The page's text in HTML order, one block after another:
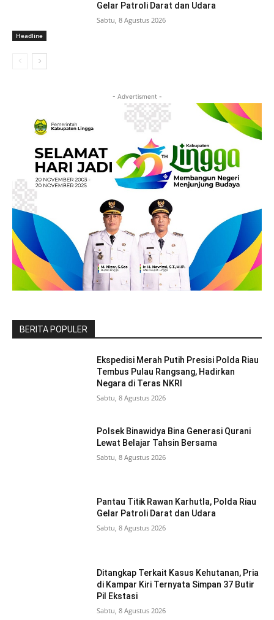
Headline
Gelar Patroli Darat dan Udara
Sabtu, 8 Agustus 2026
- Advertisment -
BERITA POPULER
Ekspedisi Merah Putih Presisi Polda Riau
Tembus Pulau Rangsang, Hadirkan
Negara di Teras NKRI
Sabtu, 8 Agustus 2026
Polsek Binawidya Bina Generasi Qurani
Lewat Belajar Tahsin Bersama
Sabtu, 8 Agustus 2026
Pantau Titik Rawan Karhutla, Polda Riau
Gelar Patroli Darat dan Udara
Sabtu, 8 Agustus 2026
Ditangkap Terkait Kasus Kehutanan, Pria
di Kampar Kiri Ternyata Simpan 37 Butir
Pil Ekstasi
Sabtu, 8 Agustus 2026